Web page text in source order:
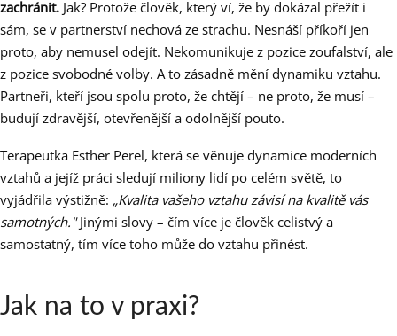
zachránit. Jak? Protože člověk, který ví, že by dokázal přežít i
sám, se v partnerství nechová ze strachu. Nesnáší příkoří jen
proto, aby nemusel odejít. Nekomunikuje z pozice zoufalství, ale
z pozice svobodné volby. A to zásadně mění dynamiku vztahu.
Partneři, kteří jsou spolu proto, že chtějí – ne proto, že musí –
budují zdravější, otevřenější a odolnější pouto.
Terapeutka Esther Perel, která se věnuje dynamice moderních
vztahů a jejíž práci sledují miliony lidí po celém světě, to
vyjádřila výstižně: „Kvalita vašeho vztahu závisí na kvalitě vás
samotných."Jinými slovy – čím více je člověk celistvý a
samostatný, tím více toho může do vztahu přinést.
Jak na to v praxi?